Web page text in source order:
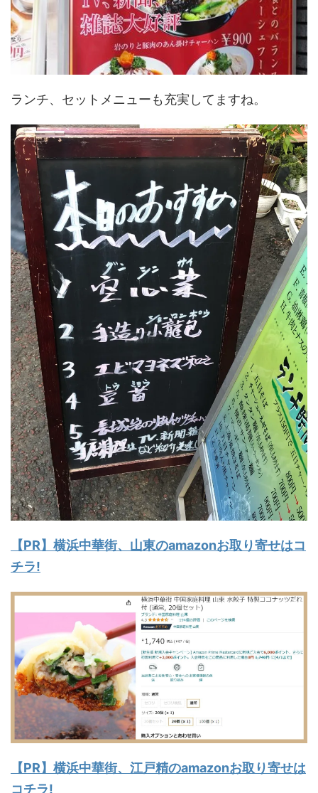
ランチ、セットメニューも充実してますね。
【PR】横浜中華街、山東のamazonお取り寄せはコ
チラ!
【PR】横浜中華街、江戸精のamazonお取り寄せは
コチラ!